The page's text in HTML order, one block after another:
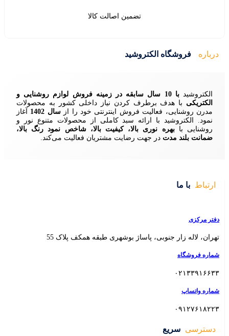
زمینه فروش لوازم روشنایی و
نیاز داخلی کشور به محصولات
اینترنتی خود را ازسال 1402
آغاز
سبد کاملی از محصولات متنوع نور و
کیفیت بالا، شاخص نمود رنگ بالا،
مشتریان فعالیت می‌کند.
بوشهری طبقه همکف پلاک 55